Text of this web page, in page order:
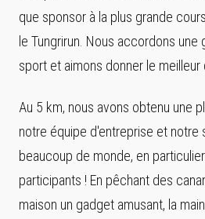
que sponsor à la plus grande
le Tungrirun. Nous accordons une
sport et aimons donner le
Au 5 km, nous avons obtenu une
notre équipe d'entreprise et notre
beaucoup de monde, en
participants ! En pêchant des
maison un gadget amusant, la